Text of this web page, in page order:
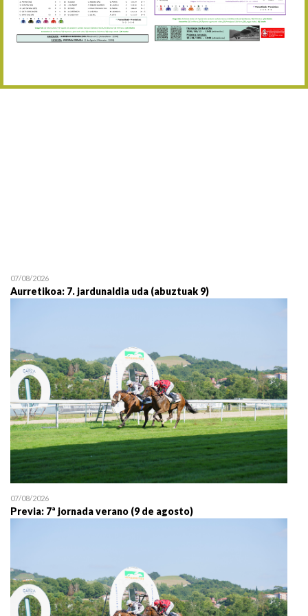
Abuztaren 12a / 12 de
15/08 17:05 Abuztuaren 15a / 15 de
30/08 17:30 Abuztuaren 30a / 30 de
19/07 11:30 Uztailaren 19a / 19 de
07/08/2026
Aurretikoa: 7. jardunaldia uda (abuztuak 9)
07/08/2026
Previa: 7ª jornada verano (9 de agosto)